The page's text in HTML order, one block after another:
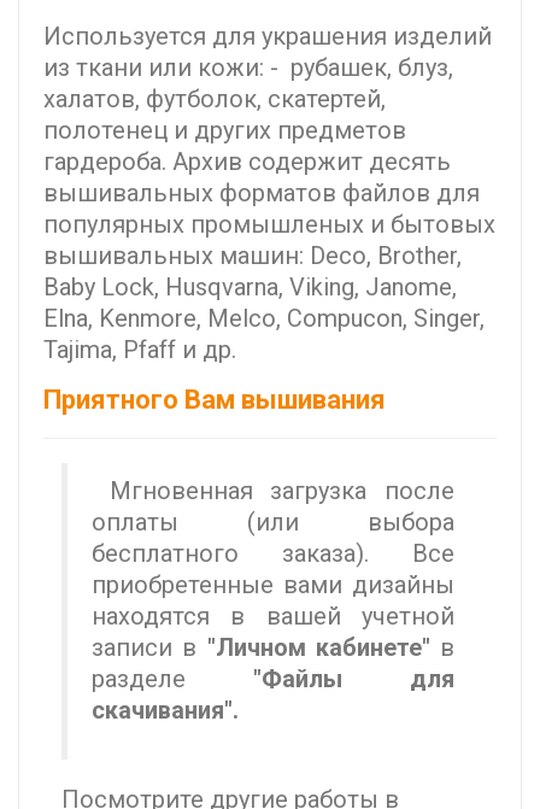
Используется для украшения изделий
из ткани или кожи: - рубашек, блуз,
халатов, футболок, скатертей,
полотенец и других предметов
гардероба. Архив содержит десять
вышивальных форматов файлов для
популярных промышленых и бытовых
вышивальных машин: Deco, Brother,
Baby Lock, Husqvarna, Viking, Janome,
Elna, Kenmore, Melco, Compucon, Singer,
Tajima, Pfaff и др.
Приятного Вам вышивания
Мгновенная загрузка после
оплаты (или выбора
бесплатного заказа). Все
приобретенные вами дизайны
находятся в вашей учетной
записи в "Личном кабинете" в
разделе "Файлы для
скачивания".
Посмотрите другие работы в